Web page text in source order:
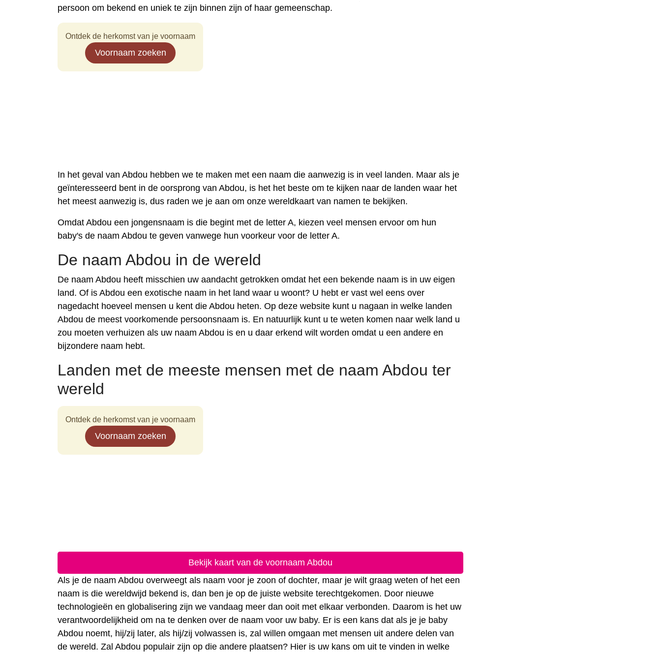
persoon om bekend en uniek te zijn binnen zijn of haar gemeenschap.
Ontdek de herkomst van je voornaam
Voornaam zoeken
In het geval van Abdou hebben we te maken met een naam die aanwezig is in veel landen. Maar als je
geïnteresseerd bent in de oorsprong van Abdou, is het het beste om te kijken naar de landen waar het
het meest aanwezig is, dus raden we je aan om onze wereldkaart van namen te bekijken.
Omdat Abdou een jongensnaam is die begint met de letter A, kiezen veel mensen ervoor om hun
baby's de naam Abdou te geven vanwege hun voorkeur voor de letter A.
De naam Abdou in de wereld
De naam Abdou heeft misschien uw aandacht getrokken omdat het een bekende naam is in uw eigen
land. Of is Abdou een exotische naam in het land waar u woont? U hebt er vast wel eens over
nagedacht hoeveel mensen u kent die Abdou heten. Op deze website kunt u nagaan in welke landen
Abdou de meest voorkomende persoonsnaam is. En natuurlijk kunt u te weten komen naar welk land u
zou moeten verhuizen als uw naam Abdou is en u daar erkend wilt worden omdat u een andere en
bijzondere naam hebt.
Landen met de meeste mensen met de naam Abdou ter
wereld
Ontdek de herkomst van je voornaam
Voornaam zoeken
Bekijk kaart van de voornaam Abdou
Als je de naam Abdou overweegt als naam voor je zoon of dochter, maar je wilt graag weten of het een
naam is die wereldwijd bekend is, dan ben je op de juiste website terechtgekomen. Door nieuwe
technologieën en globalisering zijn we vandaag meer dan ooit met elkaar verbonden. Daarom is het uw
verantwoordelijkheid om na te denken over de naam voor uw baby. Er is een kans dat als je je baby
Abdou noemt, hij/zij later, als hij/zij volwassen is, zal willen omgaan met mensen uit andere delen van
de wereld. Zal Abdou populair zijn op die andere plaatsen? Hier is uw kans om uit te vinden in welke